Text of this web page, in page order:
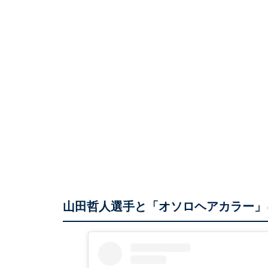
山田哲人選手と「オソロヘアカラー